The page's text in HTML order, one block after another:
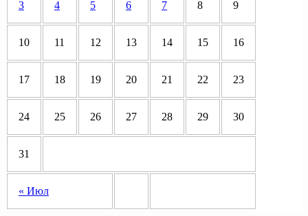
« Июл
3 4 5 6 7 8 9
10 11 12 13 14 15 16
17 18 19 20 21 22 23
24 25 26 27 28 29 30
31